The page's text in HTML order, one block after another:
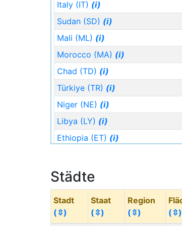
Italy (IT) (i)
Sudan (SD) (i)
Mali (ML) (i)
Morocco (MA) (i)
Chad (TD) (i)
Türkiye (TR) (i)
Niger (NE) (i)
Libya (LY) (i)
Ethiopia (ET) (i)
Staat (Code)
Saudi Arabia (SA)(i)
Burkina Faso (BF)
(i)
Palästina ()(i)
Städte
Stadt
(⇳)
Staat
(⇳)
Region
(⇳)
(⇳)